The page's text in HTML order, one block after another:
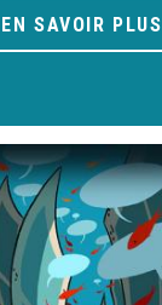
EN SAVOIR PLUS